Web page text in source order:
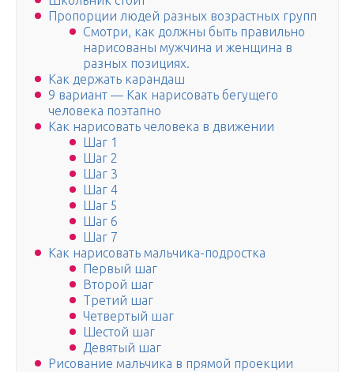
Пропорции людей разных возрастных групп
Смотри, как должны быть правильно
нарисованы мужчина и женщина в
разных позициях.
Как держать карандаш
9 вариант — Как нарисовать бегущего
человека поэтапно
Как нарисовать человека в движении
Шаг 1
Шаг 2
Шаг 3
Шаг 4
Шаг 5
Шаг 6
Шаг 7
Как нарисовать мальчика-подростка
Первый шаг
Второй шаг
Третий шаг
Четвертый шаг
Шестой шаг
Девятый шаг
Рисование мальчика в прямой проекции